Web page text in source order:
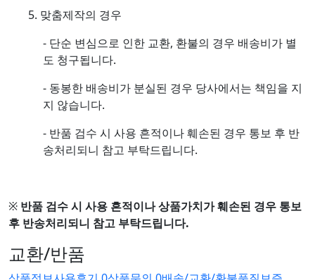
5. 맞춤제작의 경우
- 단순 변심으로 인한 교환, 환불의 경우 배송비가 별
도 청구됩니다.
- 동봉한 배송비가 분실된 경우 당사에서는 책임을 지
지 않습니다.
- 반품 검수 시 사용 흔적이나 훼손된 경우 통보 후 반
송처리되니 참고 부탁드립니다.
※ 반품 검수 시 사용 흔적이나 상품가치가 훼손된 경우 통보
후 반송처리되니 참고 부탁드립니다.
교환/반품